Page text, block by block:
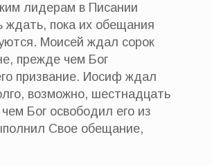
лидерам в Писании
ждать, пока их обещания
Моисей ждал сорок
прежде чем Бог
призвание. Иосиф ждал
возможно, шестнадцать
Бог освободил его из
Свое обещание,